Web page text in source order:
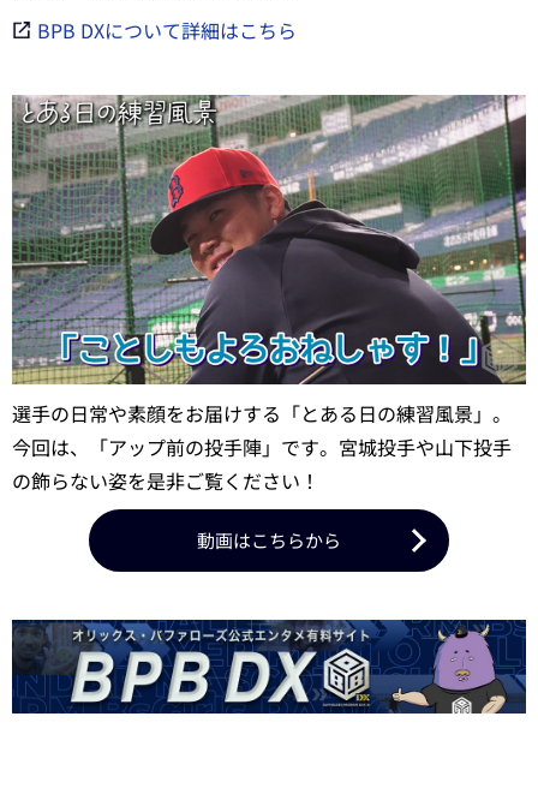
BPB DXについて詳細はこちら
選手の日常や素顔をお届けする「とある日の練習風景」。
今回は、「アップ前の投手陣」です。宮城投手や山下投手
の飾らない姿を是非ご覧ください！
動画はこちらから